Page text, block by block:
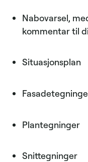
Nabovarsel,
kommentar til
Situasjonsplan
Plantegninger
Snittegninger